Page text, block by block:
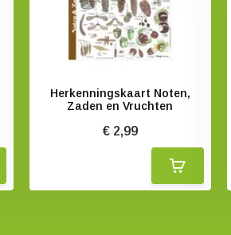
Herkenningskaart Noten,
Zaden en Vruchten
€ 2,99